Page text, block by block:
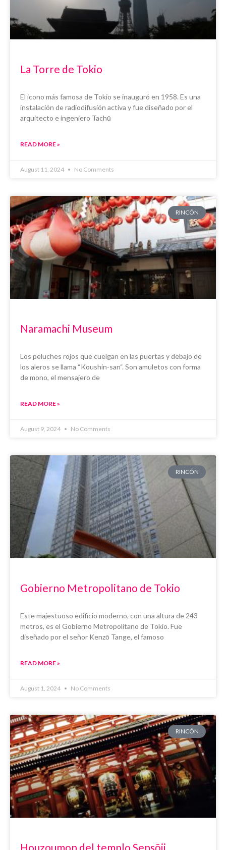
La Torre de Tokio
El icono más famosa de Tokio se inauguró en 1958. Es una
instalación de radiodifusión activa y fue diseñado por el
arquitecto e ingeniero Tachū
READ MORE »
August 11, 2024 No Comments
RINCÓN
Naramachi Museum
Los peluches rojos que cuelgan en las puertas y debajo de
los aleros se llama “Koushin-san“. Son amuletos con forma
de mono, el mensajero de
READ MORE »
August 9, 2024 No Comments
RINCÓN
Gobierno Metropolitano de Tokio
Este majestuoso edificio moderno, con una altura de 243
metros, es el Gobierno Metropolitano de Tokio. Fue
diseñado por el señor Kenzō Tange, el famoso
READ MORE »
August 1, 2024 No Comments
RINCÓN
Houzoumon del templo Sensōji